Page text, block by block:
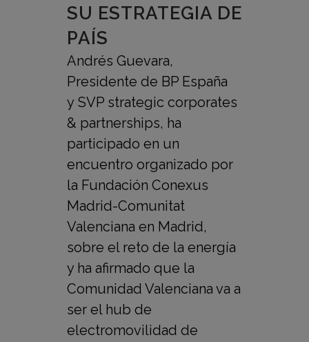
SU ESTRATEGIA DE
PAÍS
Andrés Guevara,
Presidente de BP España
y SVP strategic corporates
& partnerships, ha
participado en un
encuentro organizado por
la Fundación Conexus
Madrid-Comunitat
Valenciana en Madrid,
sobre el reto de la energía
y ha afirmado que la
Comunidad Valenciana va a
ser el hub de
electromovilidad de